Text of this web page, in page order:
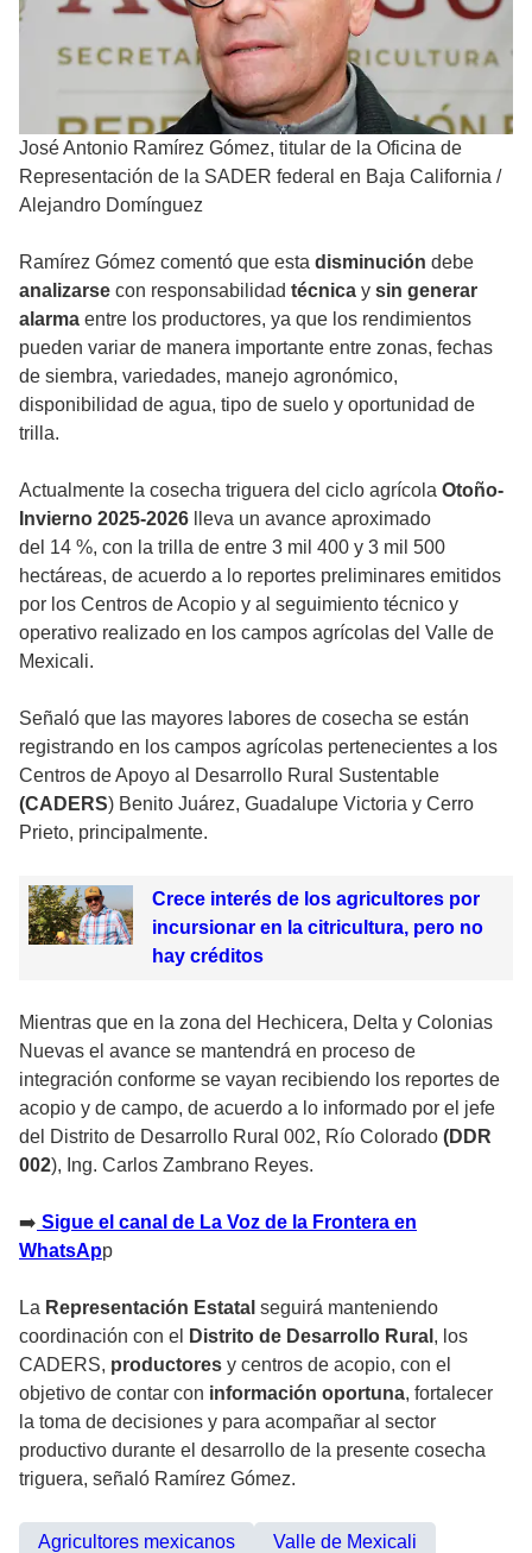
José Antonio Ramírez Gómez, titular de la Oficina de
Representación de la SADER federal en Baja California /
Alejandro Domínguez
Ramírez Gómez comentó que esta disminución debe
analizarse con responsabilidad técnica y sin generar
alarma entre los productores, ya que los rendimientos
pueden variar de manera importante entre zonas, fechas
de siembra, variedades, manejo agronómico,
disponibilidad de agua, tipo de suelo y oportunidad de
trilla.
Actualmente la cosecha triguera del ciclo agrícola Otoño-
Invierno 2025-2026 lleva un avance aproximado
del 14 %, con la trilla de entre 3 mil 400 y 3 mil 500
hectáreas, de acuerdo a lo reportes preliminares emitidos
por los Centros de Acopio y al seguimiento técnico y
operativo realizado en los campos agrícolas del Valle de
Mexicali.
Señaló que las mayores labores de cosecha se están
registrando en los campos agrícolas pertenecientes a los
Centros de Apoyo al Desarrollo Rural Sustentable
(CADERS) Benito Juárez, Guadalupe Victoria y Cerro
Prieto, principalmente.
Crece interés de los agricultores por
incursionar en la citricultura, pero no
hay créditos
Mientras que en la zona del Hechicera, Delta y Colonias
Nuevas el avance se mantendrá en proceso de
integración conforme se vayan recibiendo los reportes de
acopio y de campo, de acuerdo a lo informado por el jefe
del Distrito de Desarrollo Rural 002, Río Colorado (DDR
002), Ing. Carlos Zambrano Reyes.
‎➡️ Sigue el canal de La Voz de la Frontera en
WhatsApp
La Representación Estatal seguirá manteniendo
coordinación con el
Distrito de Desarrollo Rural , los
CADERS, productores y centros de acopio, con el
objetivo de contar con información oportuna, fortalecer
la toma de decisiones y para acompañar al sector
productivo durante el desarrollo de la presente cosecha
triguera, señaló Ramírez Gómez.
Agricultores mexicanos Valle de Mexicali